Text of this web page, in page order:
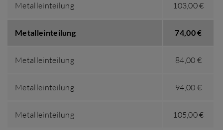
Metalleinteilung 103,00 €
Metalleinteilung 74,00 €
Metalleinteilung 84,00 €
Metalleinteilung 94,00 €
Metalleinteilung 105,00 €